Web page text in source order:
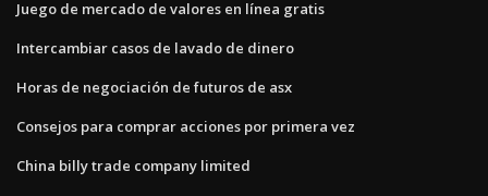
Juego de mercado de valores en línea gratis
Intercambiar casos de lavado de dinero
Horas de negociación de futuros de asx
Consejos para comprar acciones por primera vez
China billy trade company limited